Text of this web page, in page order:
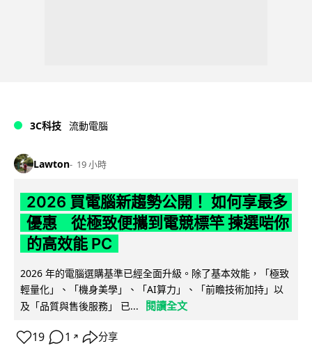
3C科技 流動電腦
Lawton 19 小時
2026 買電腦新趨勢公開！ 如何享最多
優惠 從極致便攜到電競標竿 揀選啱你
的高效能 PC
2026 年的電腦選購基準已經全面升級。除了基本效能，「極致
輕量化」、「機身美學」、「AI算力」、「前瞻技術加持」以
及「品質與售後服務」 已...
閱讀全文
19 1 ↗ 分享